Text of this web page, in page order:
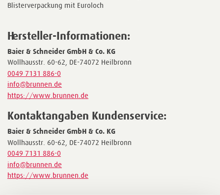
Blisterverpackung mit Euroloch
Hersteller-Informationen:
Baier & Schneider GmbH & Co. KG
Wollhausstr. 60-62, DE-74072 Heilbronn
0049 7131 886-0
info@brunnen.de
https://www.brunnen.de
Kontaktangaben Kundenservice:
Baier & Schneider GmbH & Co. KG
Wollhausstr. 60-62, DE-74072 Heilbronn
0049 7131 886-0
info@brunnen.de
https://www.brunnen.de